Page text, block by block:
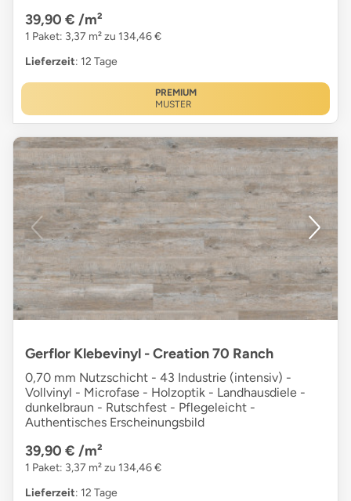
39,90 € /m²
1 Paket: 3,37 m² zu 134,46 €
Lieferzeit: 12 Tage
PREMIUM
MUSTER
Gerflor Klebevinyl - Creation 70 Ranch
0,70 mm Nutzschicht - 43 Industrie (intensiv) -
Vollvinyl - Microfase - Holzoptik - Landhausdiele -
dunkelbraun - Rutschfest - Pflegeleicht -
Authentisches Erscheinungsbild
39,90 € /m²
1 Paket: 3,37 m² zu 134,46 €
Lieferzeit: 12 Tage